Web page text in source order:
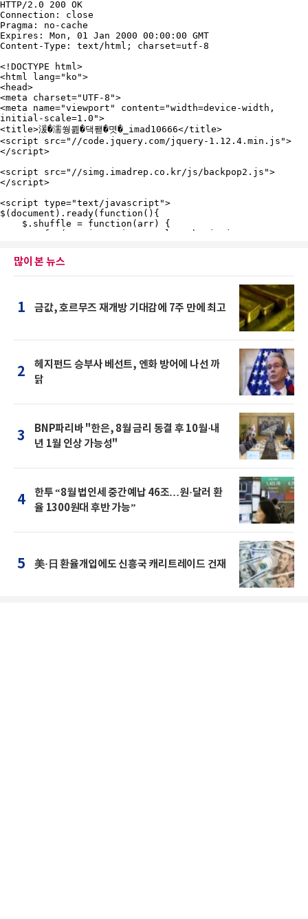
많이 본 뉴스
1 금값, 호르무즈 재개방 기대감에 7주 만에 최고
2
헤지펀드 승부사 베선트, 엔화 방어에 나선 까
닭
3
BNP파리바 "한은, 8월 금리 동결 후 10월·내
년 1월 인상 가능성"
4
한투 “8월 법인세 중간예납 46조…원·달러 환
율 1300원대 후반 가능”
5 美·日 환율개입에도 신흥국 캐리트레이드 건재